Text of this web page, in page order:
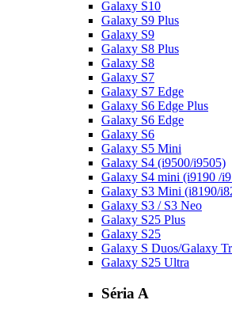
Galaxy S10
Galaxy S9 Plus
Galaxy S9
Galaxy S8 Plus
Galaxy S8
Galaxy S7
Galaxy S7 Edge
Galaxy S6 Edge Plus
Galaxy S6 Edge
Galaxy S6
Galaxy S5 Mini
Galaxy S4 (i9500/i9505)
Galaxy S4 mini (i9190 /
Galaxy S3 Mini (i8190/
Galaxy S3 / S3 Neo
Galaxy S25 Plus
Galaxy S25
Galaxy S Duos/Galaxy
Galaxy S25 Ultra
Séria A